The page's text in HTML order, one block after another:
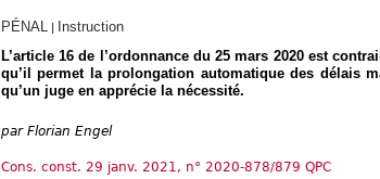
PÉNAL
Instruction
L’article 16 de l’ordonnance du 25 mars 2020 est
qu’il permet la prolongation automatique des délais
qu’un juge en apprécie la nécessité.
par Florian Engel
Cons. const. 29 janv. 2021, n° 2020-878/879 QPC